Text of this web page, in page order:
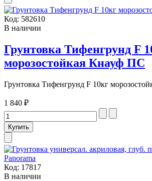
Код: 582610
В наличии
Грунтовка Тифенгрунд F
морозостойкая Кнауф ПС
Грунтовка Тифенгрунд F 10кг
1 840 ₽
Код: 17817
В наличии